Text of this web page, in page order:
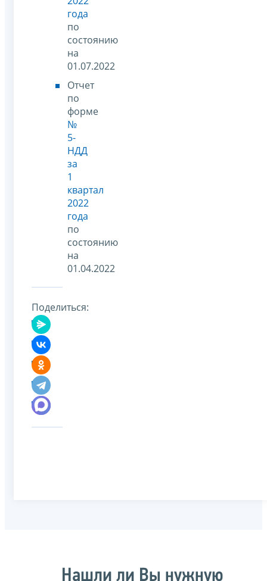
года
по
состоянию
на
01.07.2022
Отчет
по
форме
№
5-
НДД
за
1
квартал
2022
года
по
состоянию
на
01.04.2022
Поделиться:
Нашли ли Вы нужную